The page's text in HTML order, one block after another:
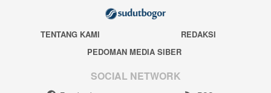
TENTANG KAMI
REDAKSI
PEDOMAN MEDIA SIBER
SOCIAL NETWORK